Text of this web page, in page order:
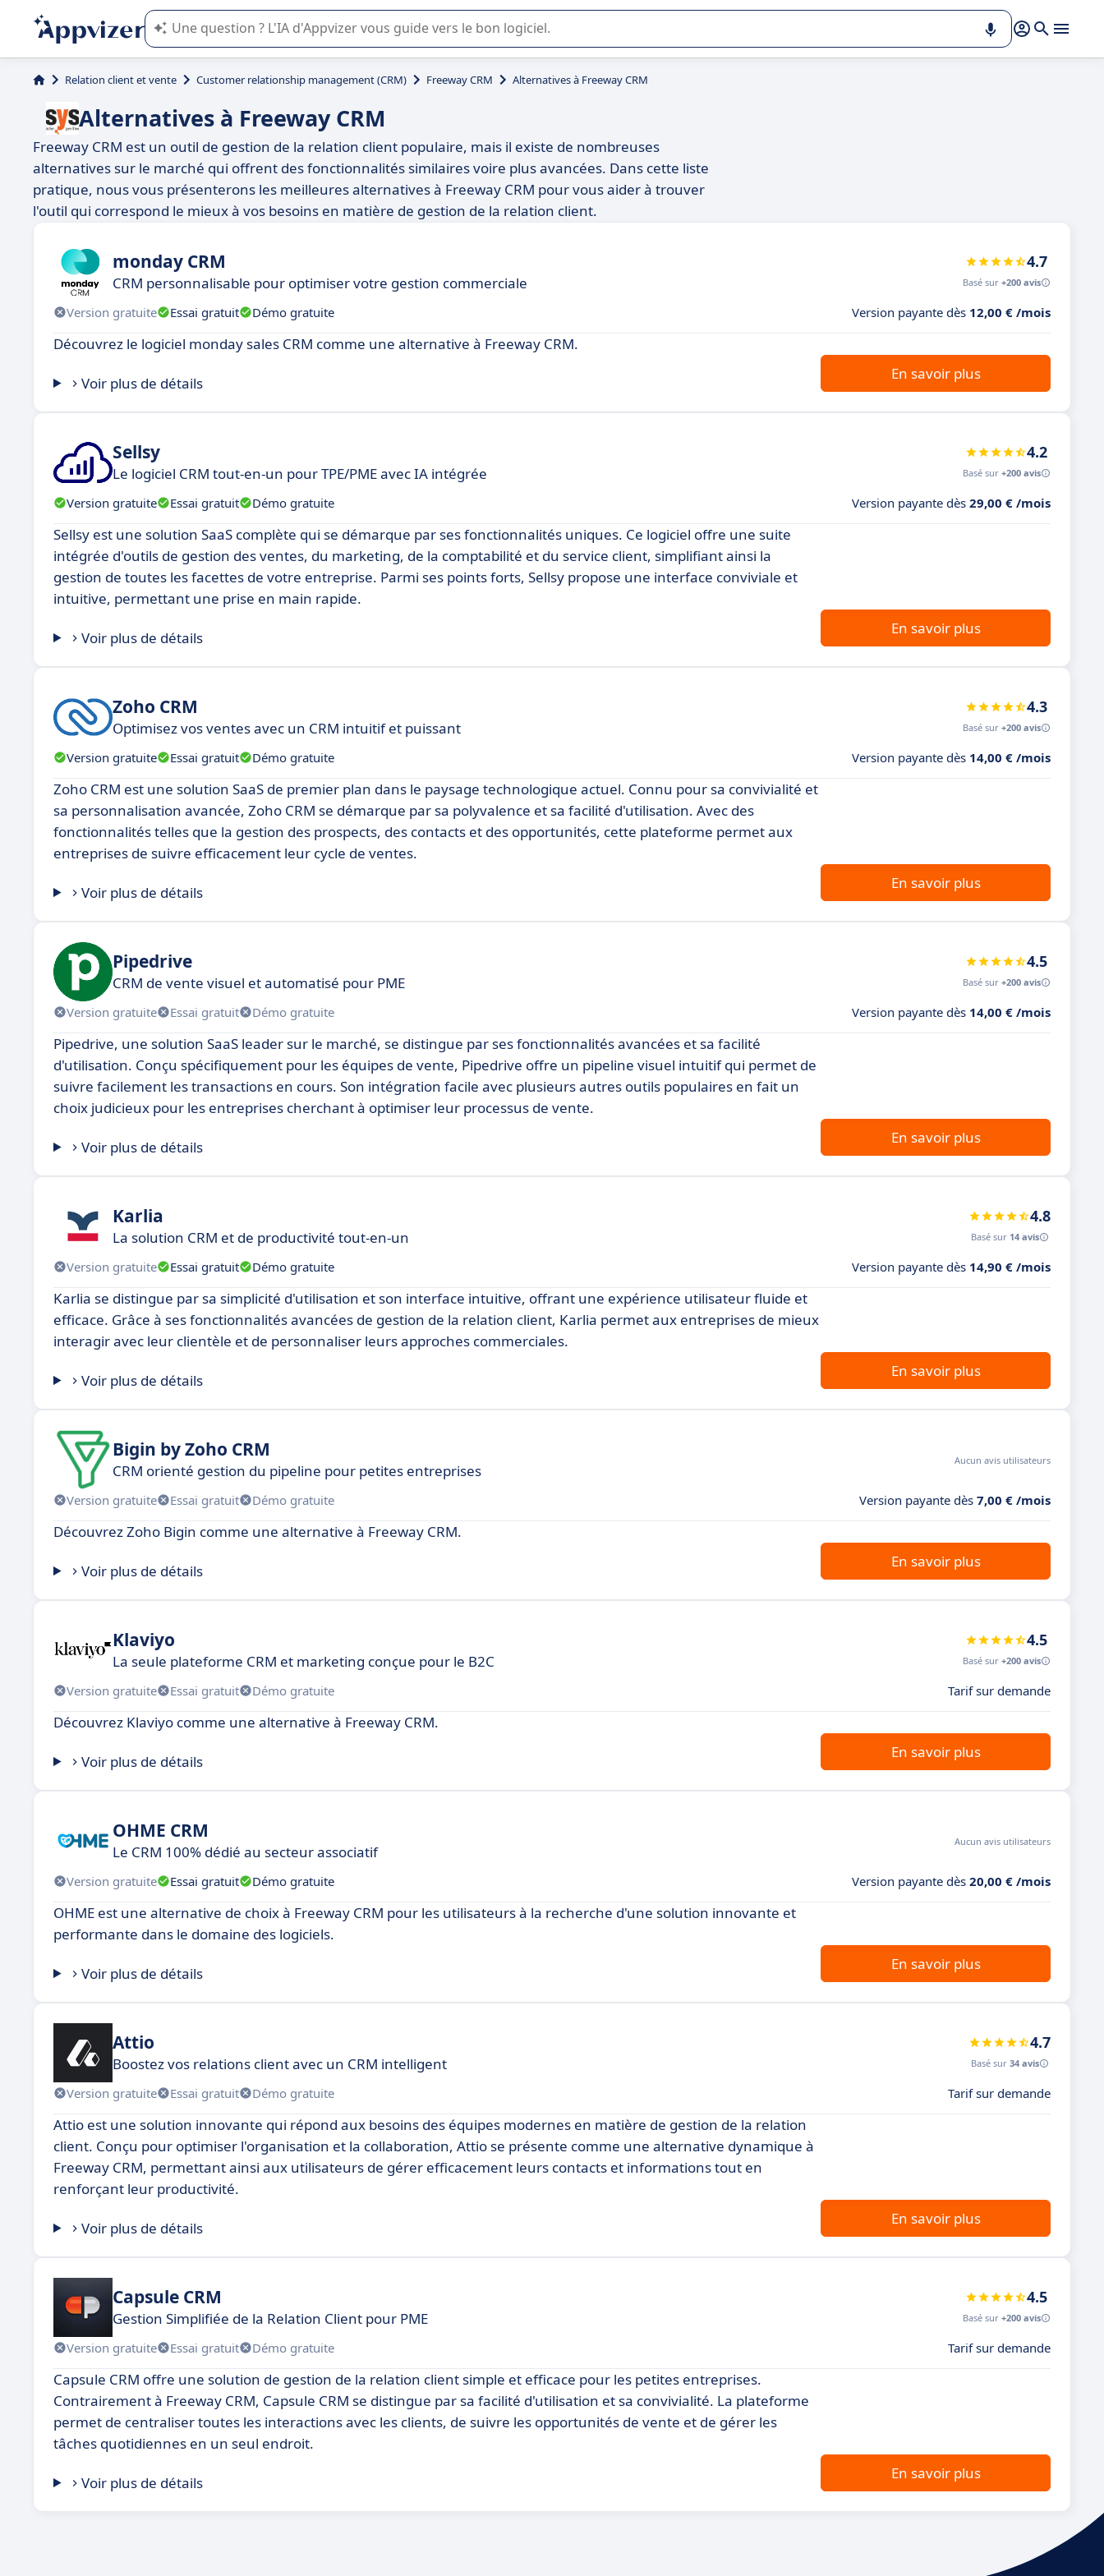
L'IA de Appvizer vous guide dans l'utilisation ou la sélection de logiciel SaaS en entreprise.
Relation client et vente Customer relationship management (CRM) Freeway CRM Alternatives à Freeway CRM
Alternatives à Freeway CRM
Freeway CRM est un outil de gestion de la relation client populaire, mais il existe de nombreuses
alternatives sur le marché qui offrent des fonctionnalités similaires voire plus avancées. Dans cette liste
pratique, nous vous présenterons les meilleures alternatives à Freeway CRM pour vous aider à trouver
l'outil qui correspond le mieux à vos besoins en matière de gestion de la relation client.
monday CRM
CRM personnalisable pour optimiser votre gestion commerciale
4.7
Basé sur +200 avis
Version gratuite Essai gratuit Démo gratuite Version payante dès 12,00 € /mois
Découvrez le logiciel monday sales CRM comme une alternative à Freeway CRM.
Voir plus de détails
En savoir plus
Sellsy
Le logiciel CRM tout-en-un pour TPE/PME avec IA intégrée
4.2
Basé sur +200 avis
Version gratuite Essai gratuit Démo gratuite Version payante dès 29,00 € /mois
Sellsy est une solution SaaS complète qui se démarque par ses fonctionnalités uniques. Ce logiciel offre une suite
intégrée d'outils de gestion des ventes, du marketing, de la comptabilité et du service client, simplifiant ainsi la
gestion de toutes les facettes de votre entreprise. Parmi ses points forts, Sellsy propose une interface conviviale et
intuitive, permettant une prise en main rapide.
Voir plus de détails
En savoir plus
Zoho CRM
Optimisez vos ventes avec un CRM intuitif et puissant
4.3
Basé sur +200 avis
Version gratuite Essai gratuit Démo gratuite Version payante dès 14,00 € /mois
Zoho CRM est une solution SaaS de premier plan dans le paysage technologique actuel. Connu pour sa convivialité et
sa personnalisation avancée, Zoho CRM se démarque par sa polyvalence et sa facilité d'utilisation. Avec des
fonctionnalités telles que la gestion des prospects, des contacts et des opportunités, cette plateforme permet aux
entreprises de suivre efficacement leur cycle de ventes.
Voir plus de détails
En savoir plus
Pipedrive
CRM de vente visuel et automatisé pour PME
4.5
Basé sur +200 avis
Version gratuite Essai gratuit Démo gratuite Version payante dès 14,00 € /mois
Pipedrive, une solution SaaS leader sur le marché, se distingue par ses fonctionnalités avancées et sa facilité
d'utilisation. Conçu spécifiquement pour les équipes de vente, Pipedrive offre un pipeline visuel intuitif qui permet de
suivre facilement les transactions en cours. Son intégration facile avec plusieurs autres outils populaires en fait un
choix judicieux pour les entreprises cherchant à optimiser leur processus de vente.
Voir plus de détails
En savoir plus
Karlia
La solution CRM et de productivité tout-en-un
4.8
Basé sur 14 avis
Version gratuite Essai gratuit Démo gratuite Version payante dès 14,90 € /mois
Karlia se distingue par sa simplicité d'utilisation et son interface intuitive, offrant une expérience utilisateur fluide et
efficace. Grâce à ses fonctionnalités avancées de gestion de la relation client, Karlia permet aux entreprises de mieux
interagir avec leur clientèle et de personnaliser leurs approches commerciales.
Voir plus de détails
En savoir plus
Bigin by Zoho CRM
CRM orienté gestion du pipeline pour petites entreprises
Aucun avis utilisateurs
Version gratuite Essai gratuit Démo gratuite Version payante dès 7,00 € /mois
Découvrez Zoho Bigin comme une alternative à Freeway CRM.
Voir plus de détails
En savoir plus
Klaviyo
La seule plateforme CRM et marketing conçue pour le B2C
4.5
Basé sur +200 avis
Version gratuite Essai gratuit Démo gratuite Tarif sur demande
Découvrez Klaviyo comme une alternative à Freeway CRM.
Voir plus de détails
En savoir plus
OHME CRM
Le CRM 100% dédié au secteur associatif
Aucun avis utilisateurs
Version gratuite Essai gratuit Démo gratuite Version payante dès 20,00 € /mois
OHME est une alternative de choix à Freeway CRM pour les utilisateurs à la recherche d'une solution innovante et
performante dans le domaine des logiciels.
Voir plus de détails
En savoir plus
Attio
Boostez vos relations client avec un CRM intelligent
4.7
Basé sur 34 avis
Version gratuite Essai gratuit Démo gratuite Tarif sur demande
Attio est une solution innovante qui répond aux besoins des équipes modernes en matière de gestion de la relation
client. Conçu pour optimiser l'organisation et la collaboration, Attio se présente comme une alternative dynamique à
Freeway CRM, permettant ainsi aux utilisateurs de gérer efficacement leurs contacts et informations tout en
renforçant leur productivité.
Voir plus de détails
En savoir plus
Capsule CRM
Gestion Simplifiée de la Relation Client pour PME
4.5
Basé sur +200 avis
Version gratuite Essai gratuit Démo gratuite Tarif sur demande
Capsule CRM offre une solution de gestion de la relation client simple et efficace pour les petites entreprises.
Contrairement à Freeway CRM, Capsule CRM se distingue par sa facilité d'utilisation et sa convivialité. La plateforme
permet de centraliser toutes les interactions avec les clients, de suivre les opportunités de vente et de gérer les
tâches quotidiennes en un seul endroit.
Voir plus de détails
En savoir plus